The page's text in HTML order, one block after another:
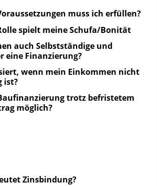
muss ich erfüllen?
spielt meine Schufa/Bonität
auch Selbstständige und
eine Finanzierung?
wenn mein Einkommen nicht
ist?
trotz befristetem
möglich?
Zinsbindung?